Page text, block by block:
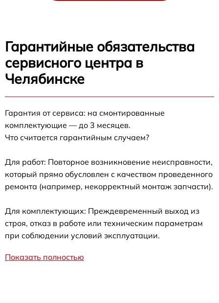
Гарантийные обязательства
сервисного центра в
Челябинске
Гарантия от сервиса: на смонтированные
комплектующие — до 3 месяцев.
Что считается гарантийным случаем?
Для работ: Повторное возникновение неисправности,
который прямо обусловлен с качеством проведенного
ремонта (например, некорректный монтаж запчасти).
Для комплектующих: Преждевременный выход из
строя, отказ в работе или техническим параметрам
при соблюдении условий эксплуатации.
Показать полностью